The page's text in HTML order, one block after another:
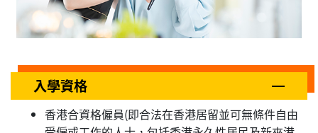
入學資格
香港合資格僱員(即合法在香港居留並可無條件自由